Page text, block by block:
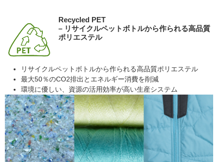
Recycled PET
– リサイクルペットボトルから作られる高品質
ポリエステル
リサイクルペットボトルから作られる高品質ポリエステル
最大50％のCO2排出とエネルギー消費を削減
環境に優しい、資源の活用効率が高い生産システム